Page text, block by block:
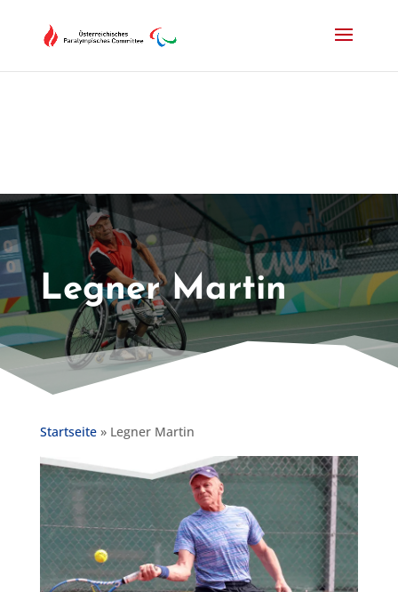
Legner Martin
Startseite» Legner Martin